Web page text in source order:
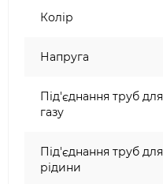
Колір
Напруга
Під'єднання труб для
газу
Під'єднання труб для
рідини